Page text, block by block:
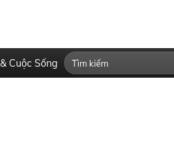
Cuộc Sống